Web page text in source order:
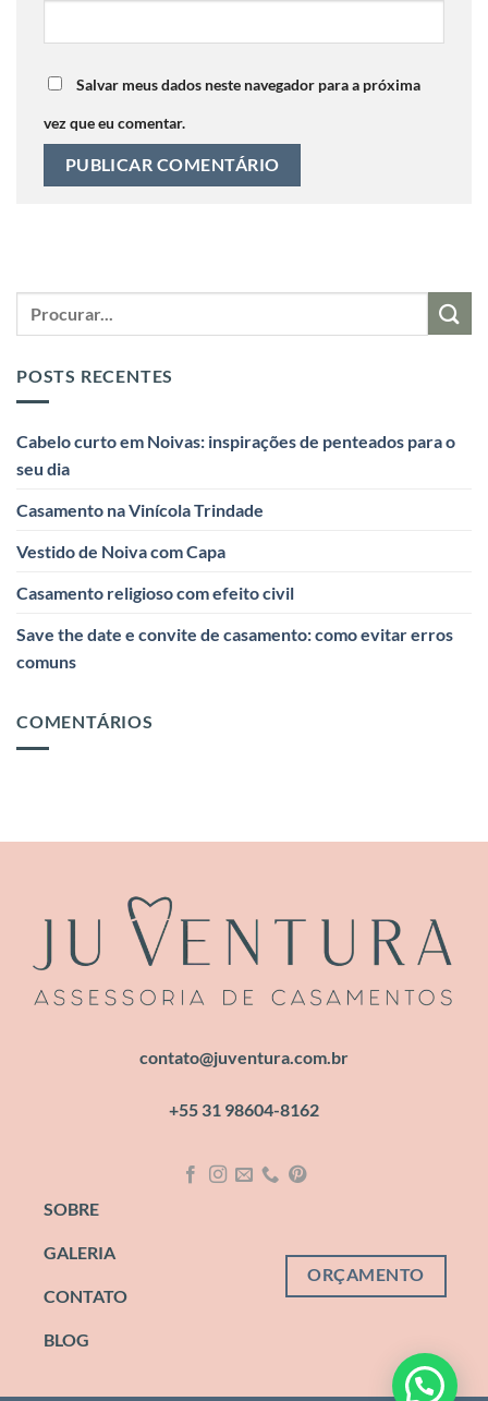
Salvar meus dados neste navegador para a próxima
vez que eu comentar.
POSTS RECENTES
Cabelo curto em Noivas: inspirações de penteados para o
seu dia
Casamento na Vinícola Trindade
Vestido de Noiva com Capa
Casamento religioso com efeito civil
Save the date e convite de casamento: como evitar erros
comuns
COMENTÁRIOS
contato@juventura.com.br
+55 31 98604-8162
SOBRE
GALERIA
CONTATO
BLOG
ORÇAMENTO